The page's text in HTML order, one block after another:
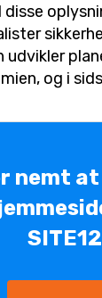
disse
udvikler
og i
nemt at